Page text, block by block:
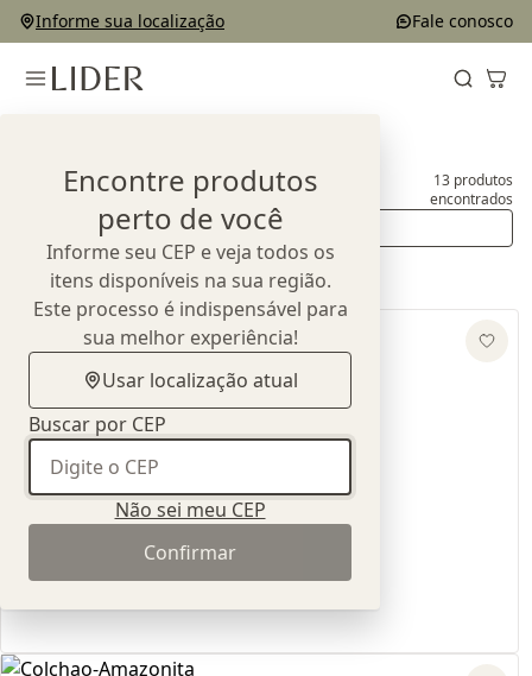
Informe sua localização Fale conosco
Encontre produtos
perto de você
Informe seu CEP e veja todos os
itens disponíveis na sua região.
Este processo é indispensável para
sua melhor experiência!
Usar localização atual
Buscar por CEP
Não sei meu CEP
Confirmar
Colchões 13 produtos
encontrados
Ordenar
Box Baú Manual